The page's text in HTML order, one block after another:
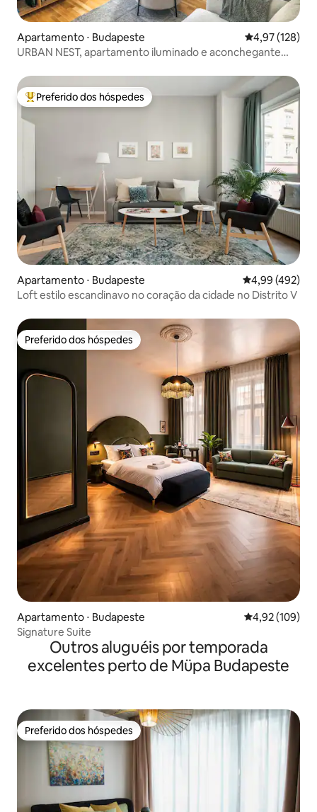
Apartamento ⋅ Budapeste 4,97 de uma
4,97 (128)
URBAN NEST, apartamento iluminado e aconchegante
Entre os melhores preferidos dos hóspedes
Preferido dos hóspedes
Apartamento ⋅ Budapeste 4,99 de uma
4,99 (492)
Loft estilo escandinavo no coração da cidade no Distrito V
Preferido dos hóspedes
Preferido dos hóspedes
Apartamento ⋅ Budapeste 4,92 de uma
4,92 (109)
Signature Suite
Outros aluguéis por temporada
excelentes perto de Müpa Budapeste
Preferido dos hóspedes
Preferido dos hóspedes